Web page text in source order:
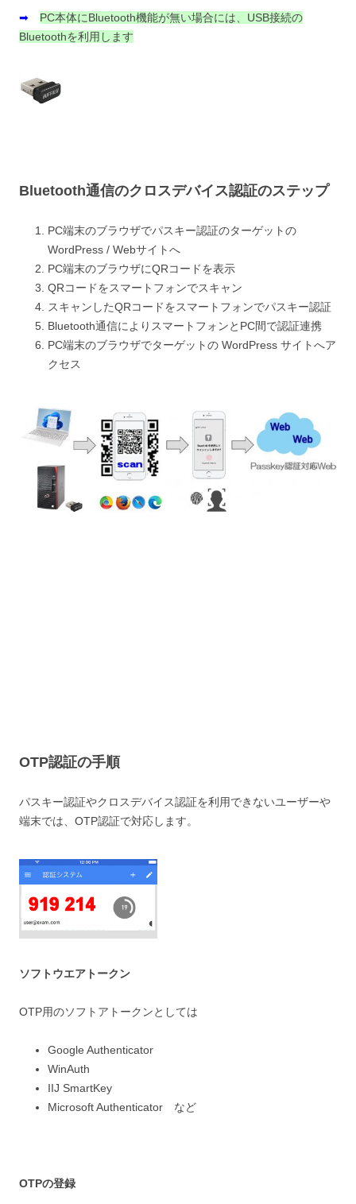
➡
PC本体にBluetooth機能が無い場合には、USB接続の
Bluetoothを利用します
Bluetooth通信のクロスデバイス認証のステップ
PC端末のブラウザでパスキー認証のターゲットの
WordPress / Webサイトへ
PC端末のブラウザにQRコードを表示
QRコードをスマートフォンでスキャン
スキャンしたQRコードをスマートフォンでパスキー認証
Bluetooth通信によりスマートフォンとPC間で認証連携
PC端末のブラウザでターゲットの WordPress サイトへア
クセス
OTP認証の手順
パスキー認証やクロスデバイス認証を利用できないユーザーや
端末では、OTP認証で対応します。
ソフトウエアトークン
OTP用のソフトアトークンとしては
Google Authenticator
WinAuth
IIJ SmartKey
Microsoft Authenticator など
OTPの登録